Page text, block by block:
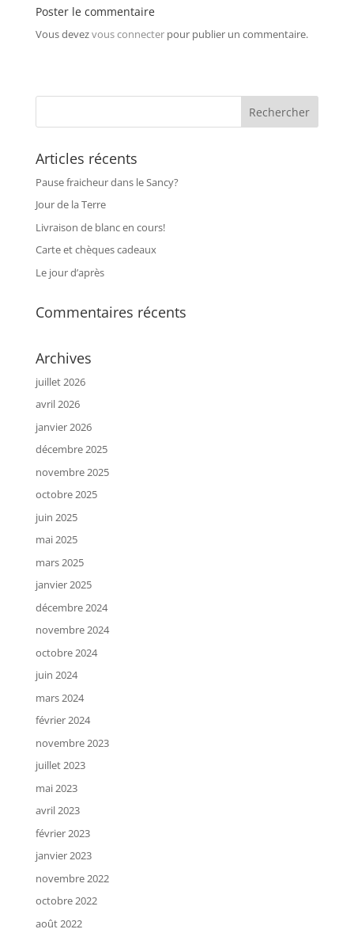
Poster le commentaire
Vous devezvous connecterpour publier un commentaire.
Articles récents
Pause fraicheur dans le Sancy?
Jour de la Terre
Livraison de blanc en cours!
Carte et chèques cadeaux
Le jour d’après
Commentaires récents
Archives
juillet 2026
avril 2026
janvier 2026
décembre 2025
novembre 2025
octobre 2025
juin 2025
mai 2025
mars 2025
janvier 2025
décembre 2024
novembre 2024
octobre 2024
juin 2024
mars 2024
février 2024
novembre 2023
juillet 2023
mai 2023
avril 2023
février 2023
janvier 2023
novembre 2022
octobre 2022
août 2022